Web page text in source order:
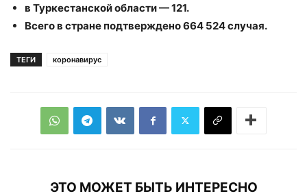
в Туркестанской области — 121.
Всего в стране подтверждено 664 524 случая.
ТЕГИ коронавирус
ЭТО МОЖЕТ БЫТЬ ИНТЕРЕСНО